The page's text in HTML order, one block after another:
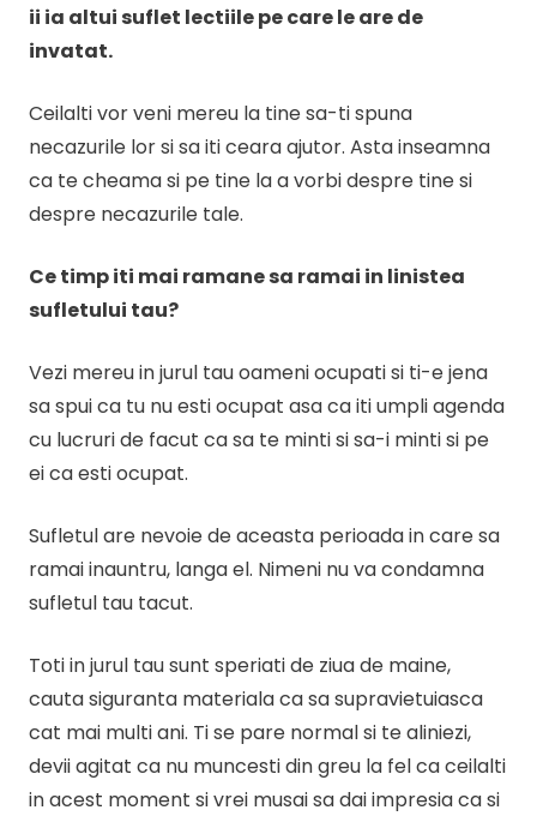
ii ia altui suflet lectiile pe care le are de
invatat.
Ceilalti vor veni mereu la tine sa-ti spuna
necazurile lor si sa iti ceara ajutor. Asta inseamna
ca te cheama si pe tine la a vorbi despre tine si
despre necazurile tale.
Ce timp iti mai ramane sa ramai in linistea
sufletului tau?
Vezi mereu in jurul tau oameni ocupati si ti-e jena
sa spui ca tu nu esti ocupat asa ca iti umpli agenda
cu lucruri de facut ca sa te minti si sa-i minti si pe
ei ca esti ocupat.
Sufletul are nevoie de aceasta perioada in care sa
ramai inauntru, langa el. Nimeni nu va condamna
sufletul tau tacut.
Toti in jurul tau sunt speriati de ziua de maine,
cauta siguranta materiala ca sa supravietuiasca
cat mai multi ani. Ti se pare normal si te aliniezi,
devii agitat ca nu muncesti din greu la fel ca ceilalti
in acest moment si vrei musai sa dai impresia ca si